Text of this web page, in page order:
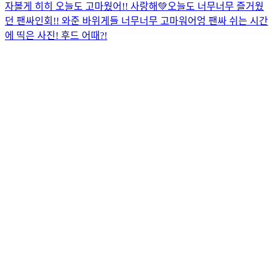
자볼게 히히 오늘도 고마웠어!! 사랑해💚 오늘도 너무너무 즐거웠
던 팬싸인회!! 와준 바위게들 너무너무 고마워어엉 팬싸 쉬는 시간
에 띡은 사진! 후드 어때?!